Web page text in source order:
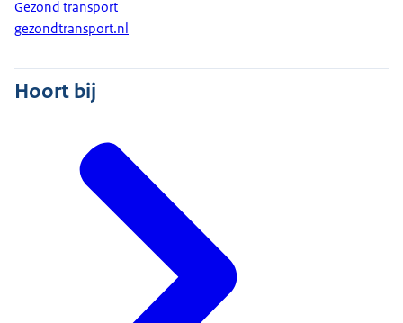
Gezond transport
gezondtransport.nl
Hoort bij